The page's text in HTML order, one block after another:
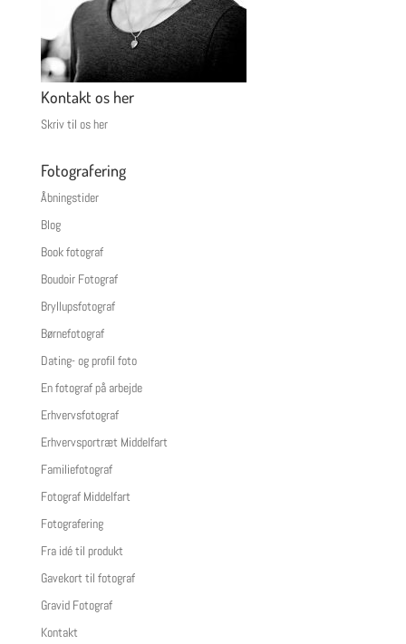
Kontakt os her
Skriv til os her
Fotografering
Åbningstider
Blog
Book fotograf
Boudoir Fotograf
Bryllupsfotograf
Børnefotograf
Dating- og profil foto
En fotograf på arbejde
Erhvervsfotograf
Erhvervsportræt Middelfart
Familiefotograf
Fotograf Middelfart
Fotografering
Fra idé til produkt
Gavekort til fotograf
Gravid Fotograf
Kontakt